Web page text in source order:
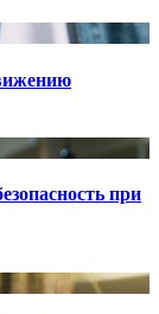
при